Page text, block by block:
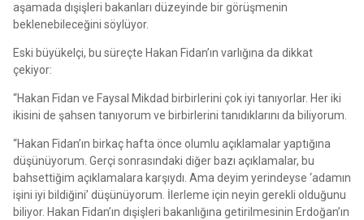
aşamada dışişleri bakanları düzeyinde bir görüşmenin
beklenebileceğini söylüyor.
Eski büyükelçi, bu süreçte Hakan Fidan’ın varlığına da dikkat
çekiyor:
“Hakan Fidan ve Faysal Mikdad birbirlerini çok iyi tanıyorlar. Her iki
ikisini de şahsen tanıyorum ve birbirlerini tanıdıklarını da biliyorum.
“Hakan Fidan’ın birkaç hafta önce olumlu açıklamalar yaptığına
düşünüyorum. Gerçi sonrasındaki diğer bazı açıklamalar, bu
bahsettiğim açıklamalara karşıydı. Ama deyim yerindeyse ‘adamın
işini iyi bildiğini’ düşünüyorum. İlerleme için neyin gerekli olduğunu
biliyor. Hakan Fidan’ın dışişleri bakanlığına getirilmesinin Erdoğan’ın